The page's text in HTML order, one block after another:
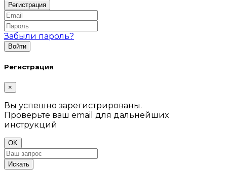
Забыли пароль?
Регистрация
×
Вы успешно зарегистрированы.
Проверьте ваш email для дальнейших
инструкций
OK
Искать